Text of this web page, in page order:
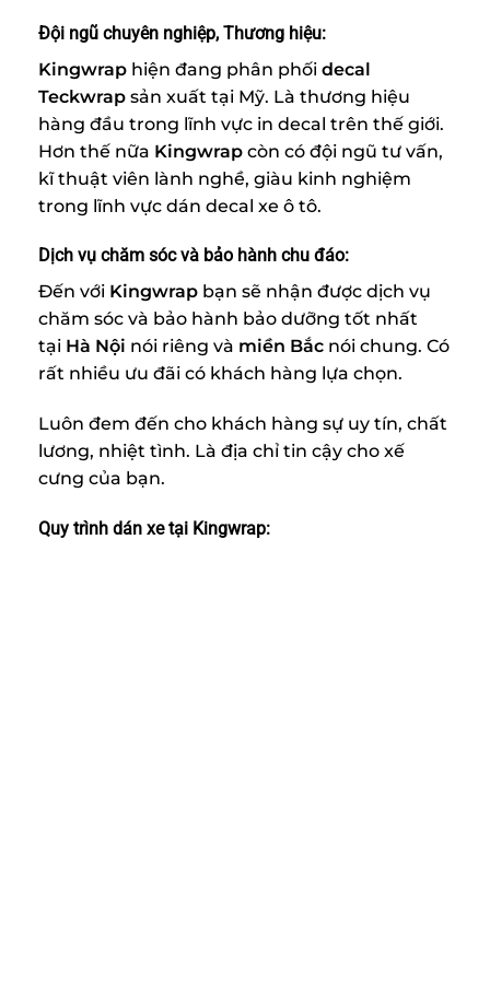
Đội ngũ chuyên nghiệp, Thương hiệu:
Kingwrap hiện đang phân phối decal
Teckwrap sản xuất tại Mỹ. Là thương hiệu
hàng đầu trong lĩnh vực in decal trên thế giới.
Hơn thế nữa Kingwrap còn có đội ngũ tư vấn,
kĩ thuật viên lành nghề, giàu kinh nghiệm
trong lĩnh vực dán decal xe ô tô.
Dịch vụ chăm sóc và bảo hành chu đáo:
Đến với Kingwrap bạn sẽ nhận được dịch vụ
chăm sóc và bảo hành bảo dưỡng tốt nhất
tại Hà Nội nói riêng và miền Bắc nói chung. Có
rất nhiều ưu đãi có khách hàng lựa chọn.
Luôn đem đến cho khách hàng sự uy tín, chất
lương, nhiệt tình. Là địa chỉ tin cậy cho xế
cưng của bạn.
Quy trình dán xe tại Kingwrap: